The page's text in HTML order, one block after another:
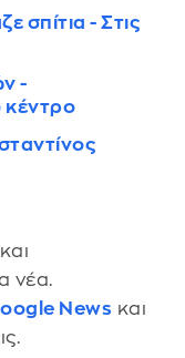
σπίτια - Στις
-
κέντρο
και
νέα.
News και